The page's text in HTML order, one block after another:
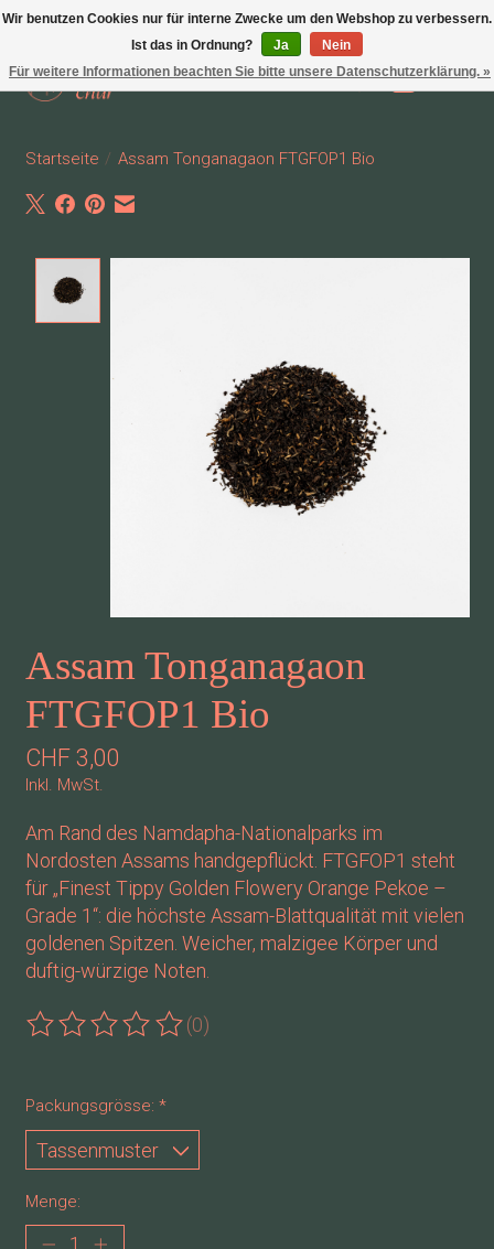
Wunschzettel
Ihr
Startseite / Assam Tonganagaon FTGFOP1 Bio
Assam Tonganagaon
FTGFOP1 Bio
CHF 3,00
Inkl. MwSt.
Am Rand des Namdapha-Nationalparks im
Nordosten Assams handgepflückt. FTGFOP1 steht
für „Finest Tippy Golden Flowery Orange Pekoe –
Grade 1“: die höchste Assam-Blattqualität mit vielen
goldenen Spitzen. Weicher, malzigee Körper und
duftig-würzige Noten.
Die Bewertung dieses Produkts ist
(0)
Packungsgrösse: *
Menge:
Wir benutzen Cookies nur für interne Zwecke um den Webshop zu verbessern.
Ist das in Ordnung?
Ja
Nein
Für weitere Informationen beachten Sie bitte unsere Datenschutzerklärung. »